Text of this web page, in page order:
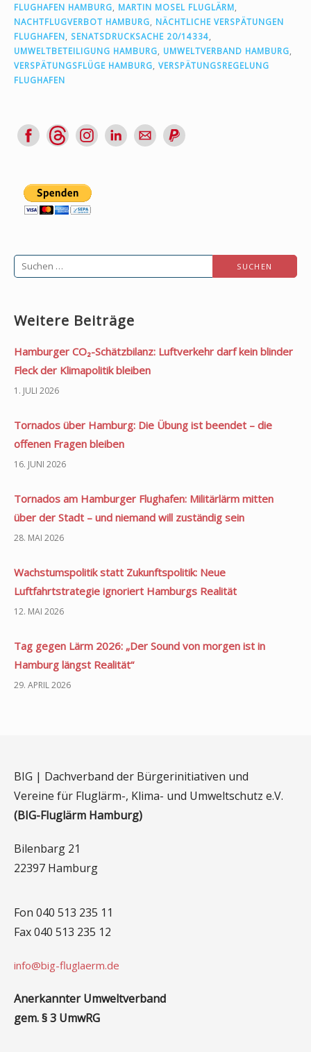
FLUGHAFEN HAMBURG
MARTIN MOSEL FLUGLÄRM
NACHTFLUGVERBOT HAMBURG
NÄCHTLICHE VERSPÄTUNGEN
FLUGHAFEN
SENATSDRUCKSACHE 20/14334
UMWELTBETEILIGUNG HAMBURG
UMWELTVERBAND HAMBURG
VERSPÄTUNGSFLÜGE HAMBURG VERSPÄTUNGSREGELUNG
FLUGHAFEN
Suchen
nach:
Weitere Beiträge
Hamburger CO₂-Schätzbilanz: Luftverkehr darf kein blinder
Fleck der Klimapolitik bleiben
1. JULI 2026
Tornados über Hamburg: Die Übung ist beendet – die
offenen Fragen bleiben
16. JUNI 2026
Tornados am Hamburger Flughafen: Militärlärm mitten
über der Stadt – und niemand will zuständig sein
28. MAI 2026
Wachstumspolitik statt Zukunftspolitik: Neue
Luftfahrtstrategie ignoriert Hamburgs Realität
12. MAI 2026
Tag gegen Lärm 2026: „Der Sound von morgen ist in
Hamburg längst Realität“
29. APRIL 2026
BIG | Dachverband der Bürgerinitiativen und
Vereine für Fluglärm-, Klima- und Umweltschutz e.V.
(BIG-Fluglärm Hamburg)
Bilenbarg 21
22397 Hamburg
Fon 040 513 235 11
Fax 040 513 235 12
info@big-fluglaerm.de
Anerkannter Umweltverband
gem. § 3 UmwRG